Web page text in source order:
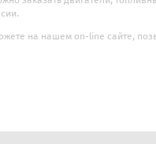
на нашем on-line сайте,